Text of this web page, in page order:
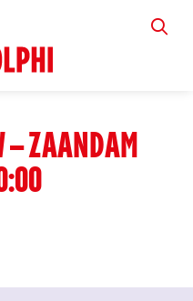
VIA
– ZAANDAM